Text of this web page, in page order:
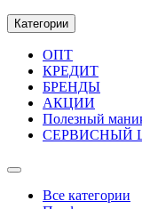
Категории
ОПТ
КРЕДИТ
БРЕНДЫ
АКЦИИ
Полезный
СЕРВИСНЫЙ
Все категории